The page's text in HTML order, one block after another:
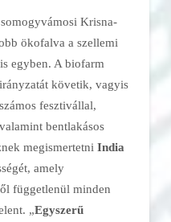
Krisna-
ökofalva a szellemi
egyben. A biofarm
követik, vagyis
fesztivállal,
bentlakásos
megismertetni India
amely
függetlenül minden
„Egyszerű